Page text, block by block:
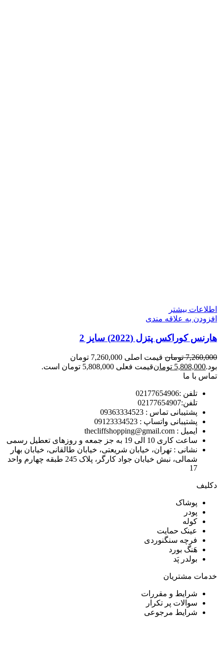
اطلاعات بیشتر
افزودن به علاقه مندی
هارنس کوراکس پتزل (2022) سایز 2
7,260,000 تومان
قیمت اصلی 7,260,000 تومان
بود.5,808,000 تومانقیمت فعلی 5,808,000 تومان است.
تماس با ما
تلفن :02177654906
تلفن:02177654907
پشتیبانی تماس : 09363334523
پشتیبانی واتساپ : 09123334523
ايميل : thecliffshopping@gmail.com
ساعت کاری 10 الی 19 به جز جمعه و روزهای تعطیل رسمی
نشانی : تهران، خیابان شریعتی، خیابان طالقانی، خیابان بهار
شمالی، نبش خیابان جواد کارگر، پلاک 245 طبقه چهارم واحد
17
دکلیف​
پوشاک
پودر
کوله
عینک حمایت
فرچه سنگنوردی
هَنگ بورد
بولدر پَد
خدمات مشتریان
شرایط و مقررات
سوالات پر تکرار
شرایط مرجوعی